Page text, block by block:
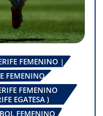
FEMENINO |
FEMENINO
FEMENINO
EGATESA )
FEMENINO